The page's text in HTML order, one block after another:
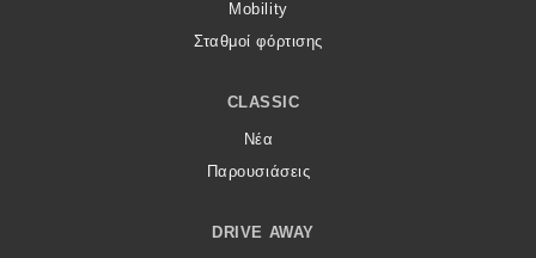
Mobility
Σταθμοί φόρτισης
CLASSIC
Νέα
Παρουσιάσεις
DRIVE AWAY